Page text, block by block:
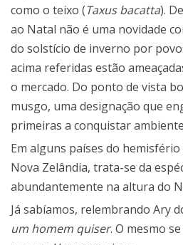
como o teixo (Taxus bacatta).
ao Natal não é uma novidade
do solstício de inverno por
acima referidas estão
o mercado. Do ponto de vista
musgo, uma designação que
primeiras a conquistar
Em alguns países do
Nova Zelândia, trata-se da
abundantemente na altura do
Já sabíamos, relembrando Ary
um homem quiser. O mesmo